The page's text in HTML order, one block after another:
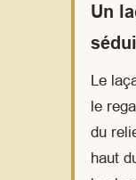
Un
Le
le
du
haut